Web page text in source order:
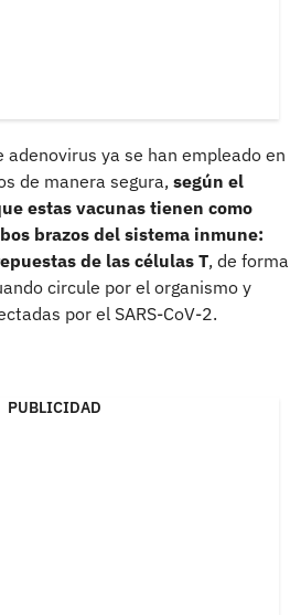
adenovirus ya se han empleado en
de manera segura, según el
estas vacunas tienen como
brazos del sistema inmune:
de las células T, de forma
circule por el organismo y
por el SARS-CoV-2.
PUBLICIDAD